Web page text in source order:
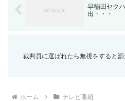
早稲田セク
出・・・
裁判員に選ばれたら無視をすると
ホーム テレビ番組